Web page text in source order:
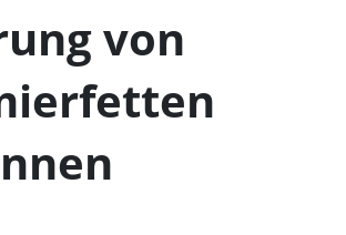
von